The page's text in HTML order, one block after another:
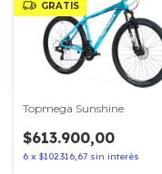
GRATIS
Topmega Sunshine
$613.900,00
6 x $102.316,67 sin interés